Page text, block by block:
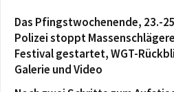
Das Pfingstwochenende, 23.-
Polizei stoppt
Festival gestartet, WGT-
Galerie und Video